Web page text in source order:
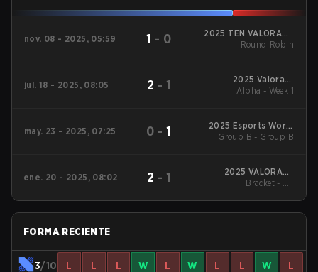
nov. 08 - 2025, 05:59 1 - 0
2025 TEN VALORANT
Global Invitational
Round-Robin
jul. 18 - 2025, 08:05 2 - 1
2025 Valorant
Champions Tour:
Alpha - Week 1
may. 23 - 2025, 07:25 0 -1
2025 Esports World
Cup
Group B - Group B
ene. 20 - 2025, 08:02 2 - 1
2025 VALORANT
Champions Tour:
Bracket - UB
FORMA RECIENTE
3/10 L L L W L W L L W L